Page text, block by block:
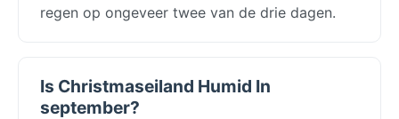
regen op ongeveer twee van de drie dagen.
Is Christmaseiland Humid In
september?